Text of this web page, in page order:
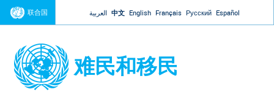
Jump to navigation
联合国 العربية 中文 English Français Русский Español
难民和移民